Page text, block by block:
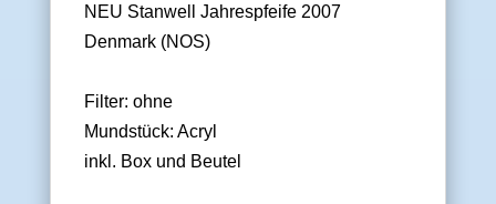
NEU Stanwell Jahrespfeife 2007
Denmark (NOS)
Filter: ohne
Mundstück: Acryl
inkl. Box und Beutel